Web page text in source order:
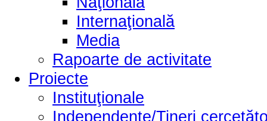
Internaţională
Media
Rapoarte de activitate
Proiecte
Instituţionale
Independente/Tineri